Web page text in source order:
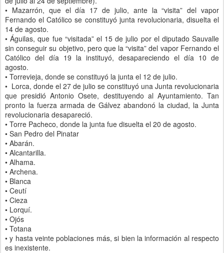
• Mazarrón, que el día 17 de julio, ante la “visita” del vapor
Fernando el Católico se constituyó junta revolucionaria, disuelta el
14 de agosto.
• Águilas, que fue “visitada” el 15 de julio por el diputado Sauvalle
sin conseguir su objetivo, pero que la “visita” del vapor Fernando el
Católico del día 19 la instituyó, desapareciendo el día 10 de
agosto.
• Torrevieja, donde se constituyó la junta el 12 de julio.
• Lorca, donde el 27 de julio se constituyó una Junta revolucionaria
que presidió Antonio Osete, destituyendo al Ayuntamiento. Tan
pronto la fuerza armada de Gálvez abandonó la ciudad, la Junta
revolucionaria desapareció.
• Torre Pacheco, donde la junta fue disuelta el 20 de agosto.
• San Pedro del Pinatar
• Abarán.
• Alcantarilla.
• Alhama.
• Archena.
• Blanca
• Ceutí
• Cieza
• Lorquí.
• Ojós
• Totana
• y hasta veinte poblaciones más, si bien la información al respecto
es inexistente.